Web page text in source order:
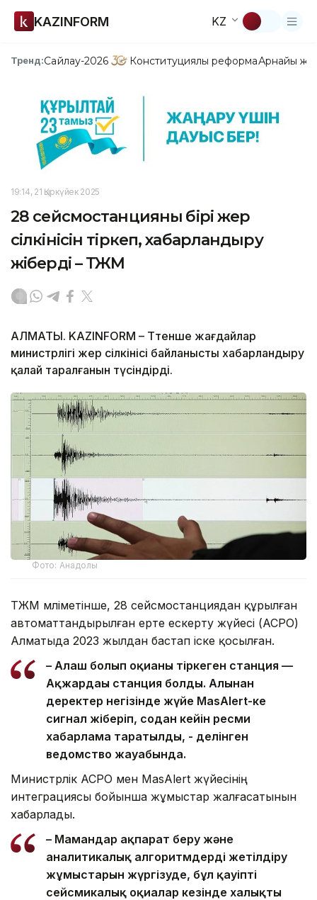
KAZINFORM KZ
Тренд:Сайлау-2026 Конституциялық реформаАрнайы
19:14, 21 Қыркүйек 2025
28 сейсмостанцияның бірі жер
сілкінісін тіркеп, хабарландыру
жіберді – ТЖМ
АЛМАТЫ. KAZINFORM – Төтенше жағдайлар
министрлігі жер сілкінісі байланысты хабарландыру
қалай таралғанын түсіндірді.
Фото: Анадолы
ТЖМ мәліметінше, 28 сейсмостанциядан құрылған
автоматтандырылған ерте ескерту жүйесі (АСРО)
Алматыда 2023 жылдан бастап іске қосылған.
– Алғаш болып оқиғаны тіркеген станция —
Ақжардағы станция болды. Алынған
деректер негізінде жүйе MasAlert-ке
сигнал жіберіп, содан кейін ресми
хабарлама таратылды, - делінген
ведомство жауабында.
Министрлік АСРО мен MasAlert жүйесінің
интеграциясы бойынша жұмыстар жалғасатынын
хабарлады.
– Мамандар ақпарат беру және
аналитикалық алгоритмдерді жетілдіру
жұмыстарын жүргізуде, бұл қауіпті
сейсмикалық оқиғалар кезінде халықты